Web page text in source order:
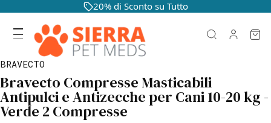
20% di Sconto su Tutto
BRAVECTO
Bravecto Compresse Masticabili
Antipulci e Antizecche per Cani 10-20 kg -
Verde 2 Compresse